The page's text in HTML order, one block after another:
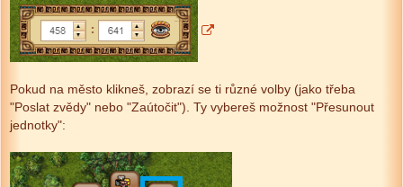
Pokud na město klikneš, zobrazí se ti různé volby (jako třeba
"Poslat zvědy" nebo "Zaútočit"). Ty vybereš možnost "Přesunout
jednotky":